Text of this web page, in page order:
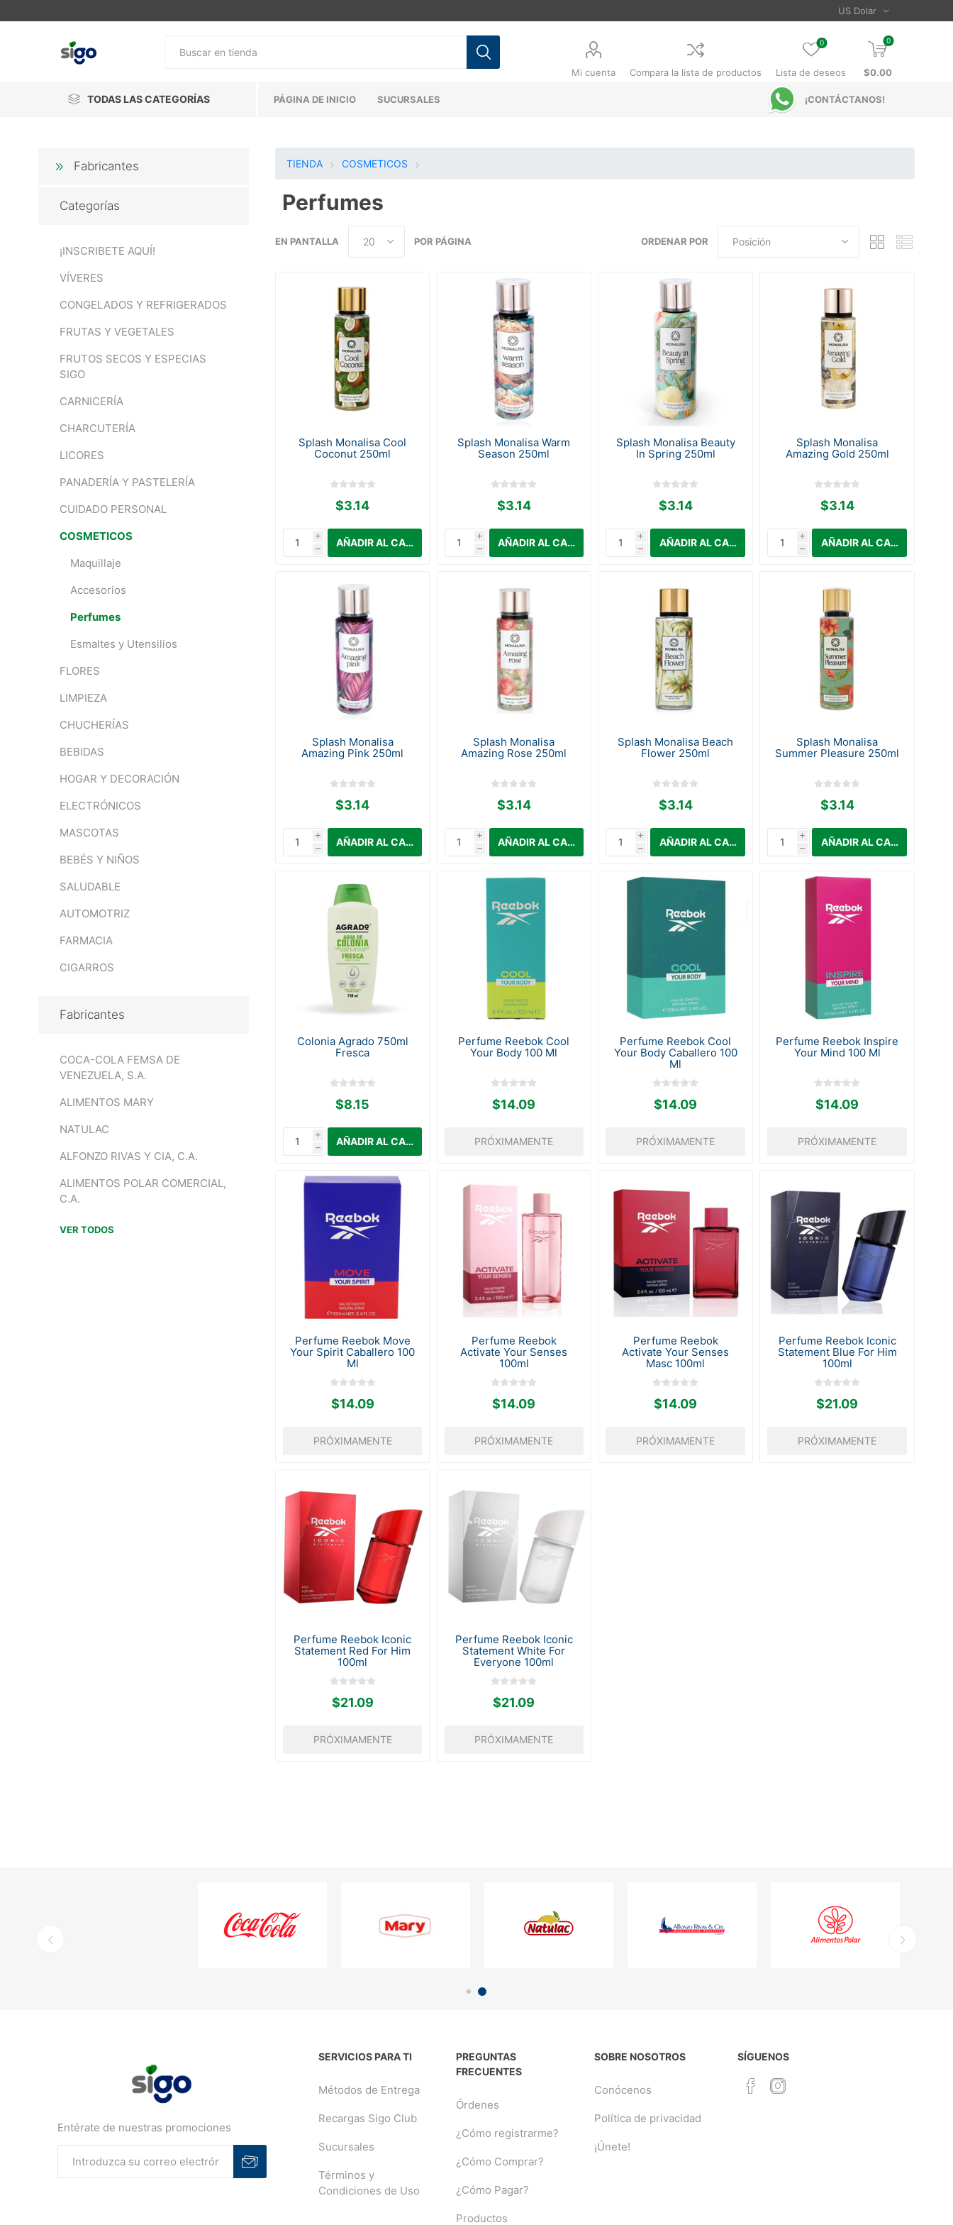
Mi cuenta Compara la lista de productos Lista de deseos
0 0
$0.00
TODAS LAS CATEGORÍAS PÁGINA DE INICIO SUCURSALES ¡CONTÁCTANOS!
TIENDA COSMETICOS
Perfumes
ORDENAR POR
EN PANTALLA POR PÁGINA
Splash Monalisa Cool
Coconut 250ml
$3.14
i
h
Splash Monalisa Warm
Season 250ml
$3.14
i
h
Splash Monalisa Beauty
In Spring 250ml
$3.14
i
h
Splash Monalisa
Amazing Gold 250ml
$3.14
i
h
Splash Monalisa
Amazing Pink 250ml
$3.14
i
h
Splash Monalisa
Amazing Rose 250ml
$3.14
i
h
Splash Monalisa Beach
Flower 250ml
$3.14
i
h
Splash Monalisa
Summer Pleasure 250ml
$3.14
i
h
Colonia Agrado 750ml
Fresca
$8.15
i
h
Perfume Reebok Cool
Your Body 100 Ml
$14.09
PRÓXIMAMENTE
Perfume Reebok Cool
Your Body Caballero 100
Ml
$14.09
PRÓXIMAMENTE
Perfume Reebok Inspire
Your Mind 100 Ml
$14.09
PRÓXIMAMENTE
Perfume Reebok Move
Your Spirit Caballero 100
Ml
$14.09
PRÓXIMAMENTE
Perfume Reebok
Activate Your Senses
100ml
$14.09
PRÓXIMAMENTE
Perfume Reebok
Activate Your Senses
Masc 100ml
$14.09
PRÓXIMAMENTE
Perfume Reebok Iconic
Statement Blue For Him
100ml
$21.09
PRÓXIMAMENTE
Perfume Reebok Iconic
Statement Red For Him
100ml
$21.09
PRÓXIMAMENTE
Perfume Reebok Iconic
Statement White For
Everyone 100ml
$21.09
PRÓXIMAMENTE
Fabricantes
Categorías
¡INSCRIBETE AQUÍ!
VÍVERES
CONGELADOS Y REFRIGERADOS
FRUTAS Y VEGETALES
FRUTOS SECOS Y ESPECIAS
SIGO
CARNICERÍA
CHARCUTERÍA
LICORES
PANADERÍA Y PASTELERÍA
CUIDADO PERSONAL
COSMETICOS
Maquillaje
Accesorios
Perfumes
Esmaltes y Utensilios
FLORES
LIMPIEZA
CHUCHERÍAS
BEBIDAS
HOGAR Y DECORACIÓN
ELECTRÓNICOS
MASCOTAS
BEBÉS Y NIÑOS
SALUDABLE
AUTOMOTRIZ
FARMACIA
CIGARROS
Fabricantes
COCA-COLA FEMSA DE
VENEZUELA, S.A.
ALIMENTOS MARY
NATULAC
ALFONZO RIVAS Y CIA, C.A.
ALIMENTOS POLAR COMERCIAL,
C.A.
VER TODOS
Entérate de nuestras promociones
SERVICIOS PARA TI
Métodos de Entrega
Recargas Sigo Club
Sucursales
Términos y
Condiciones de Uso
PREGUNTAS
FRECUENTES
Órdenes
¿Cómo registrarme?
¿Cómo Comprar?
¿Cómo Pagar?
Productos
SOBRE NOSOTROS
Conócenos
Política de privacidad
¡Únete!
SÍGUENOS